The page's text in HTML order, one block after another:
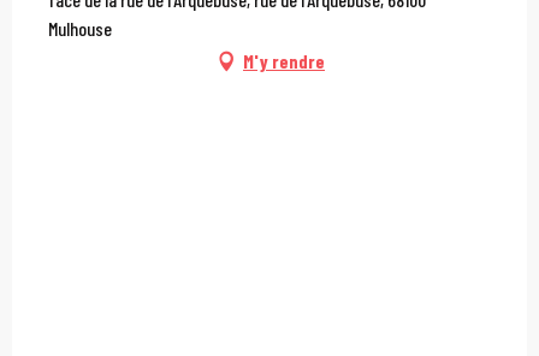
Mulhouse
M'y rendre